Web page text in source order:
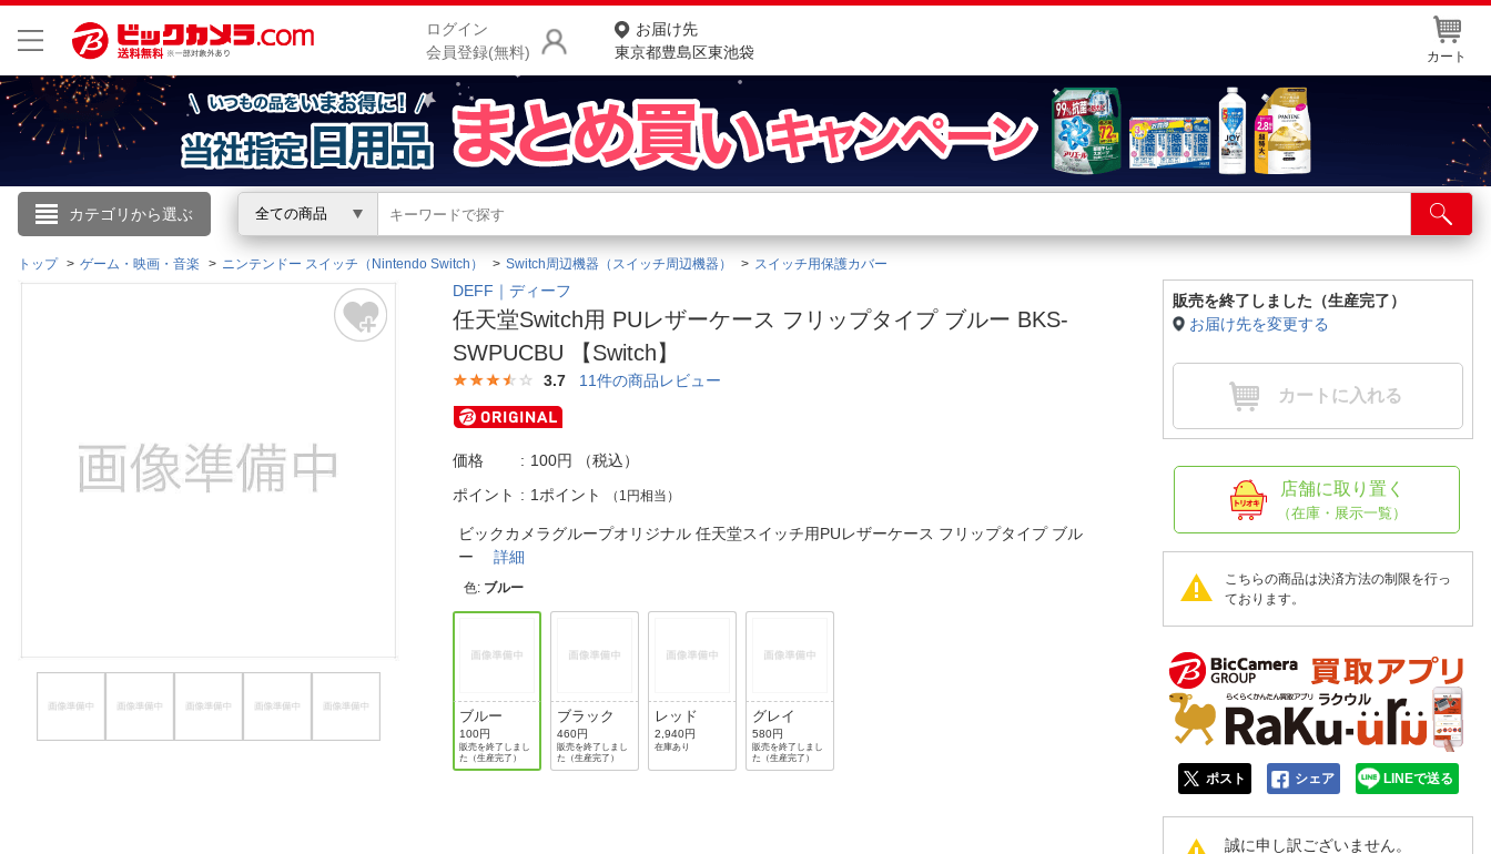
ログイン
会員登録(無料)
お届け先
東京都豊島区東池袋
カート
カテゴリから選ぶ 全ての商品
こんにちは
ログイン
閲覧履歴
商品をさがす
ランキングからさがす
ご利用ガイド
店舗サービス
ネット取り置き
店舗情報・店舗一覧
IR情報
トップ ゲーム・映画・音楽 ニンテンドー スイッチ（Nintendo Switch） Switch周辺機器（スイッチ周辺機器） スイッチ用保護カバー
DEFF｜ディーフ
任天堂Switch用 PUレザーケース フリップタイプ ブルー BKS-
SWPUCBU 【Switch】
3.7 11件の商品レビュー
価格 100円
（税込）
ポイント
1ポイント （1円相当）
ビックカメラグループオリジナル 任天堂スイッチ用PUレザーケース フリップタイプ ブル
ー詳細
色: ブルー
ブルー
100円
販売を終了しまし
た（生産完了）
ブラック
460円
販売を終了しまし
た（生産完了）
レッド
2,940円
在庫あり
グレイ
580円
販売を終了しまし
た（生産完了）
販売を終了しました（生産完了）
お届け先を変更する
カートに入れる
店舗に取り置く
（在庫・展示一覧）
こちらの商品は決済方法の制限を行っ
ております。
ポスト シェア LINEで送る
誠に申し訳ございません。